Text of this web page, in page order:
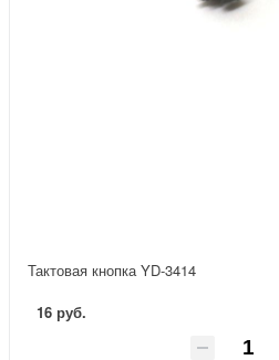
Тактовая кнопка YD-3414
16 руб.